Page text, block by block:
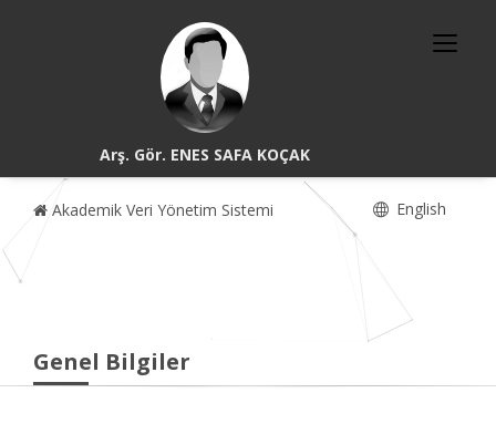
Arş. Gör. ENES SAFA KOÇAK
Akademik Veri Yönetim Sistemi English
Genel Bilgiler